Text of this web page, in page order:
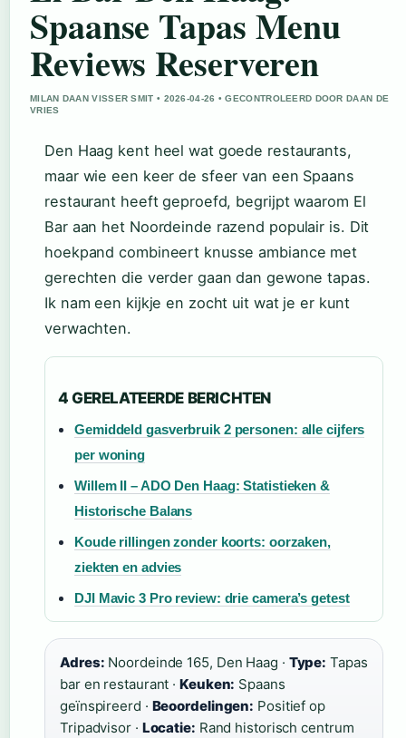
Spaanse Tapas Menu
Reviews Reserveren
MILAN DAAN VISSER SMIT • 2026-04-26 • GECONTROLEERD DOOR DAAN DE
VRIES
Den Haag kent heel wat goede restaurants,
maar wie een keer de sfeer van een Spaans
restaurant heeft geproefd, begrijpt waarom El
Bar aan het Noordeinde razend populair is. Dit
hoekpand combineert knusse ambiance met
gerechten die verder gaan dan gewone tapas.
Ik nam een kijkje en zocht uit wat je er kunt
verwachten.
4 GERELATEERDE BERICHTEN
Gemiddeld gasverbruik 2 personen: alle cijfers
per woning
Willem II – ADO Den Haag: Statistieken &
Historische Balans
Koude rillingen zonder koorts: oorzaken,
ziekten en advies
DJI Mavic 3 Pro review: drie camera’s getest
Adres: Noordeinde 165, Den Haag · Type: Tapas
bar en restaurant ·Keuken: Spaans
geïnspireerd · Beoordelingen: Positief op
Tripadvisor · Locatie: Rand historisch centrum